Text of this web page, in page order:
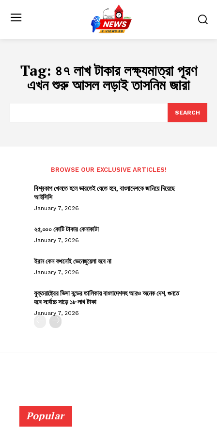
Tag: ৪৭ লাখ টাকার লক্ষ্যমাত্রা পূরণ
এখন শুরু আসল লড়াই তাসনিম জারা
SEARCH
BROWSE OUR EXCLUSIVE ARTICLES!
বিশ্বকাপ খেলতে হলে ভারতেই যেতে হবে, বাংলাদেশকে জানিয়ে দিয়েছে
আইসিসি
January 7, 2026
২৫,০০০ কোটি টাকার কেনাকাটা
January 7, 2026
ইরান কেন কখনোই ভেনেজুয়েলা হবে না
January 7, 2026
যুক্তরাষ্ট্রের ভিসা বন্ডের তালিকায় বাংলাদেশসহ আরও অনেক দেশ, গুনতে
হবে সর্বোচ্চ সাড়ে ১৮ লাখ টাকা
January 7, 2026
Popular